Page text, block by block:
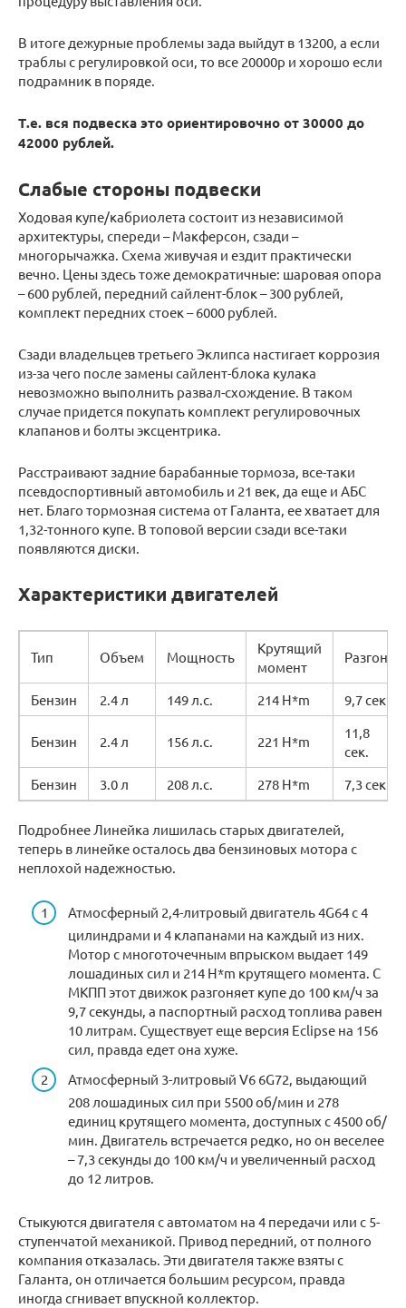
В итоге дежурные проблемы зада выйдут в 13200, а если
траблы с регулировкой оси, то все 20000р и хорошо если
подрамник в поряде.
Т.е. вся подвеска это ориентировочно от 30000 до
42000 рублей.
Слабые стороны подвески
Ходовая купе/кабриолета состоит из независимой
архитектуры, спереди – Макферсон, сзади –
многорычажка. Схема живучая и ездит практически
вечно. Цены здесь тоже демократичные: шаровая опора
– 600 рублей, передний сайлент-блок – 300 рублей,
комплект передних стоек – 6000 рублей.
Сзади владельцев третьего Эклипса настигает коррозия
из-за чего после замены сайлент-блока кулака
невозможно выполнить развал-схождение. В таком
случае придется покупать комплект регулировочных
клапанов и болты эксцентрика.
Расстраивают задние барабанные тормоза, все-таки
псевдоспортивный автомобиль и 21 век, да еще и АБС
нет. Благо тормозная система от Галанта, ее хватает для
1,32-тонного купе. В топовой версии сзади все-таки
появляются диски.
Характеристики двигателей
Тип Объем Мощность
Крутящий
момент
Разгон
Бензин 2.4 л 149 л.с. 214 H*m 9,7 сек
Бензин 2.4 л 156 л.с. 221 H*m
11,8
сек.
Бензин
3.0 л 208 л.с. 278 H*m 7,3 сек
Подробнее Линейка лишилась старых двигателей,
теперь в линейке осталось два бензиновых мотора с
неплохой надежностью.
Атмосферный 2,4-литровый двигатель 4G64 с 4
цилиндрами и 4 клапанами на каждый из них.
Мотор с многоточечным впрыском выдает 149
лошадиных сил и 214 H*m крутящего момента. С
МКПП этот движок разгоняет купе до 100 км/ч за
9,7 секунды, а паспортный расход топлива равен
10 литрам. Существует еще версия Eclipse на 156
сил, правда едет она хуже.
Атмосферный 3-литровый V6 6G72, выдающий
208 лошадиных сил при 5500 об/мин и 278
единиц крутящего момента, доступных с 4500 об/
мин. Двигатель встречается редко, но он веселее
– 7,3 секунды до 100 км/ч и увеличенный расход
до 12 литров.
Стыкуются двигателя с автоматом на 4 передачи или с 5-
ступенчатой механикой. Привод передний, от полного
компания отказалась. Эти двигателя также взяты с
Галанта, он отличается большим ресурсом, правда
иногда сгнивает впускной коллектор.